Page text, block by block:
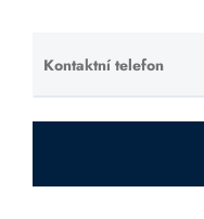
Kontaktní telefon
Ponechte
toto pole
prázdné.